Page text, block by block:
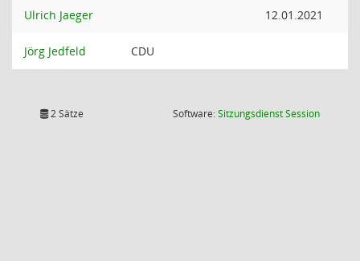
Ulrich Jaeger 12.01.2021
Jörg Jedfeld CDU
2 Sätze Software:SitzungsdienstSession(Wird in